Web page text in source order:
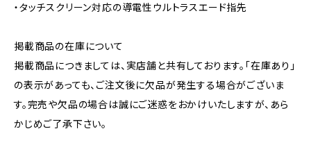
・タッチスクリーン対応の導電性ウルトラスエード指先
掲載商品の在庫について
掲載商品につきましては、実店舗と共有しております。「在庫あり」
の表示があっても、ご注文後に欠品が発生する場合がございま
す。完売や欠品の場合は誠にご迷惑をおかけいたしますが、あら
かじめご了承下さい。